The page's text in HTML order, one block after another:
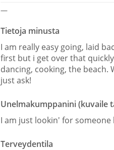
—
Tietoja minusta
I am really easy going, laid
first but i get over that
dancing, cooking, the beach.
just ask!
Unelmakumppanini (kuvaile
I am just lookin' for someone
Terveydentila